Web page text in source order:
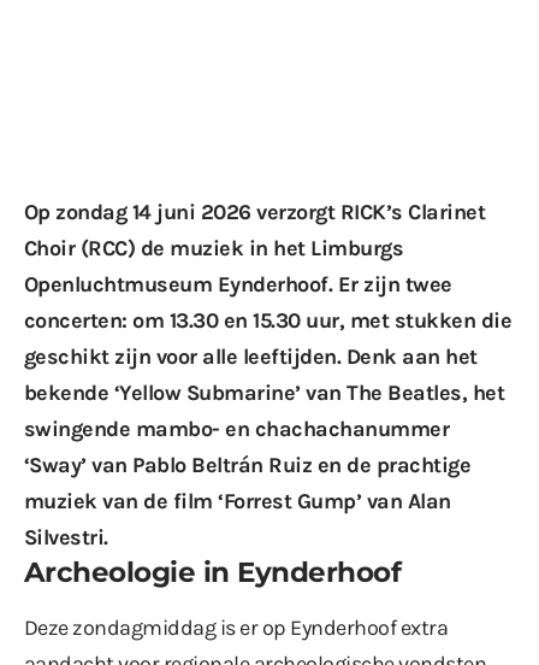
Op zondag 14 juni 2026 verzorgt RICK’s Clarinet
Choir (RCC) de muziek in het Limburgs
Openluchtmuseum Eynderhoof. Er zijn twee
concerten: om 13.30 en 15.30 uur, met stukken die
geschikt zijn voor alle leeftijden. Denk aan het
bekende ‘Yellow Submarine’ van The Beatles, het
swingende mambo- en chachachanummer
‘Sway’ van Pablo Beltrán Ruiz en de prachtige
muziek van de film ‘Forrest Gump’ van Alan
Silvestri.
Archeologie in Eynderhoof
Deze zondagmiddag is er op Eynderhoof extra